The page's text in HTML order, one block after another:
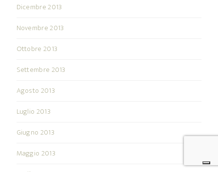
Dicembre 2013
Novembre 2013
Ottobre 2013
Settembre 2013
Agosto 2013
Luglio 2013
Giugno 2013
Maggio 2013